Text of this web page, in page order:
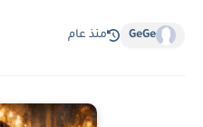
GeGe منذ عام